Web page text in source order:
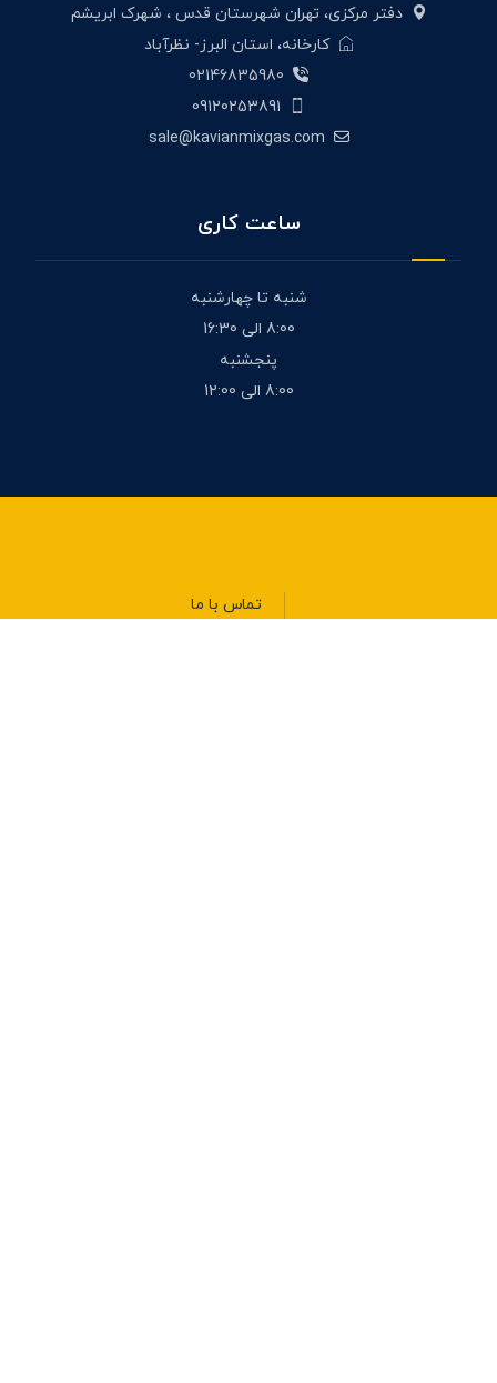
دفتر مرکزی، تهران شهرستان قدس ، شهرک ابریشم
کارخانه، استان البرز- نظرآباد
02146835980
09120253891
sale@kavianmixgas.com
ساعت کاری
شنبه تا چهارشنبه
8:00 الی 16:30
پنجشنبه
8:00 الی 1۲:00
تماس با ما